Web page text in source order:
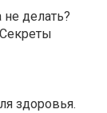
не делать?
здоровья.